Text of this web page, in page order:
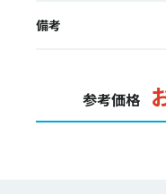
備考
参考価格